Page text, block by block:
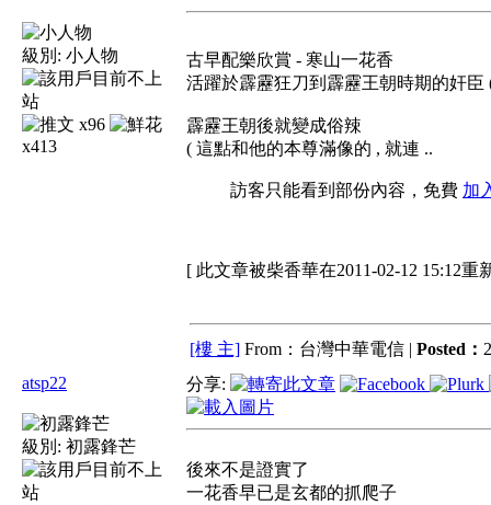
級別: 小人物
x96
x413
古早配樂欣賞 - 寒山一花香
活躍於霹靂狂刀到霹靂王朝時期的奸臣
霹靂王朝後就變成俗辣
( 這點和他的本尊滿像的 , 就連 ..
訪客只能看到部份內容，免費 加
[ 此文章被柴香華在2011-02-12 15:12重
[樓 主] From：台灣中華電信 | Posted：
atsp22
級別: 初露鋒芒
分享:
後來不是證實了
一花香早已是玄都的抓爬子